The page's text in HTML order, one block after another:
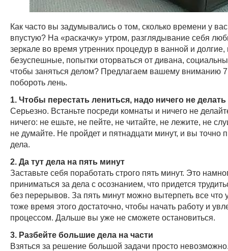
Как часто вы задумывались о том, сколько времени у
впустую? На «раскачку» утром, разглядывание себя
зеркале во время утренних процедур в ванной и долгие,
безуспешные, попытки оторваться от дивана,
чтобы заняться делом? Предлагаем вашему вниманию 7
побороть лень.
1. Чтобы перестать лениться, надо ничего не делать
Серьезно. Встаньте посреди комнаты и ничего не
ничего: не ешьте, не пейте, не читайте, не лежите, не
не думайте. Не пройдет и пятнадцати минут, и вы точно
дела.
2. Да тут дела на пять минут
Заставьте себя поработать строго пять минут. Это
приниматься за дела с осознанием, что придется
без перерывов. За пять минут можно вытерпеть все что
тоже время этого достаточно, чтобы начать работу и
процессом. Дальше вы уже не сможете остановиться.
3. Разбейте большие дела на части
Взяться за решение большой задачи просто